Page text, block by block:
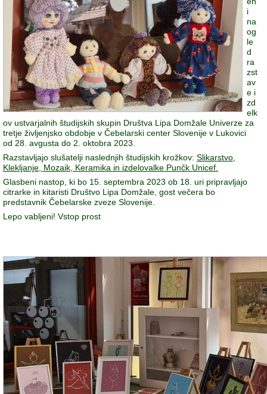
i
na
og
le
d
ra
zst
av
e i
zd
elk
ov ustvarjalnih študijskih skupin Društva Lipa Domžale Univerze za
tretje življenjsko obdobje v Čebelarski center Slovenije v Lukovici
od 28. avgusta do 2. oktobra 2023.
Razstavljajo slušatelji naslednjih študijskih krožkov: Slikarstvo,
Klekljanje, Mozaik, Keramika in izdelovalke Punčk Unicef.
Glasbeni nastop, ki bo 15. septembra 2023 ob 18. uri pripravljajo
citrarke in kitaristi Društvo Lipa Domžale, gost večera bo
predstavnik Čebelarske zveze Slovenije.
Lepo vabljeni! Vstop prost